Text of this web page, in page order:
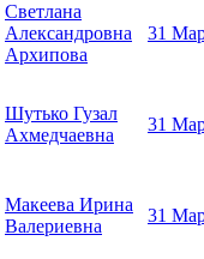
Светлана
Александровна
Архипова
31
Шутько Гузал
Ахмедчаевна
31
Макеева Ирина
Валериевна
31